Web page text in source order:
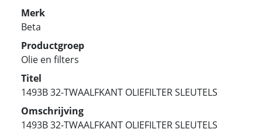
Merk
Beta
Productgroep
Olie en filters
Titel
1493B 32-TWAALFKANT OLIEFILTER SLEUTELS
Omschrijving
1493B 32-TWAALFKANT OLIEFILTER SLEUTELS